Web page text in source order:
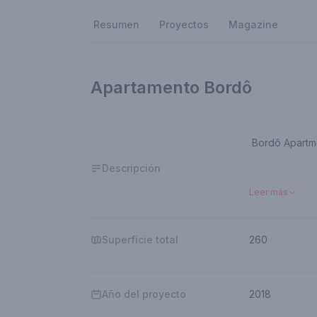
Resumen Proyectos Magazine
Apartamento Bordô
Descripción
Bordô
e peças com
que luxo,
A cor forte
Leer más
Superficie total 260
Año del proyecto 2018